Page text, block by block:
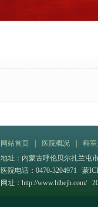
网站首页 医院概况 科室
地址：内蒙古呼伦贝尔扎兰
医院电话：0470-3204971 蒙
网址： http://www.hlbejh.com/